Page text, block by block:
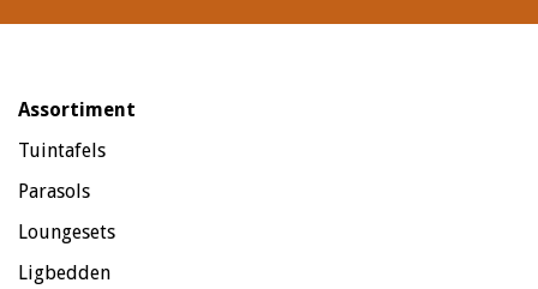
Assortiment
Tuintafels
Parasols
Loungesets
Ligbedden